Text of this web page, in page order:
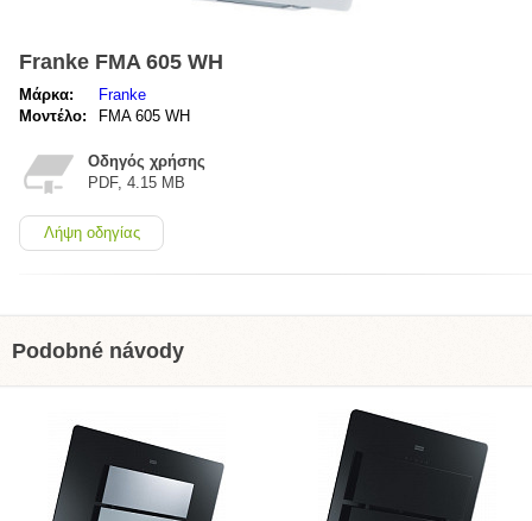
Franke FMA 605 WH
Μάρκα:
Franke
Μοντέλο:
FMA 605 WH
Οδηγός χρήσης
PDF, 4.15 MB
Λήψη οδηγίας
Podobné návody